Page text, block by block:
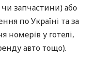
запчастини) або
по Україні та за
номерів у готелі,
авто тощо).